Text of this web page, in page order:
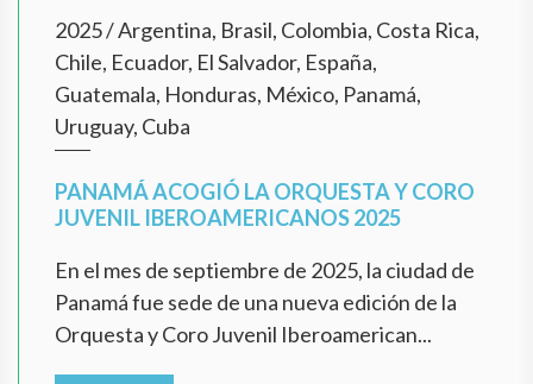
2025/Argentina, Brasil, Colombia, Costa Rica,
Chile, Ecuador, El Salvador, España,
Guatemala, Honduras, México, Panamá,
Uruguay, Cuba
PANAMÁ ACOGIÓ LA ORQUESTA Y CORO
JUVENIL IBEROAMERICANOS 2025
En el mes de septiembre de 2025, la ciudad de
Panamá fue sede de una nueva edición de la
Orquesta y Coro Juvenil Iberoamerican...